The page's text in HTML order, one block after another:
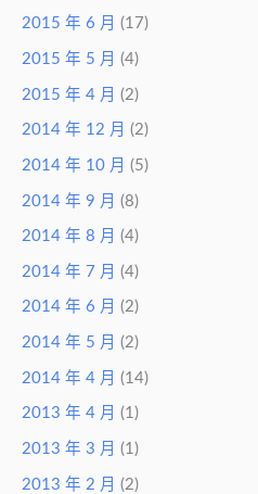
2015 年 6 月 (17)
2015 年 5 月 (4)
2015 年 4 月 (2)
2014 年 12 月 (2)
2014 年 10 月 (5)
2014 年 9 月 (8)
2014 年 8 月 (4)
2014 年 7 月 (4)
2014 年 6 月 (2)
2014 年 5 月 (2)
2014 年 4 月 (14)
2013 年 4 月 (1)
2013 年 3 月 (1)
2013 年 2 月 (2)